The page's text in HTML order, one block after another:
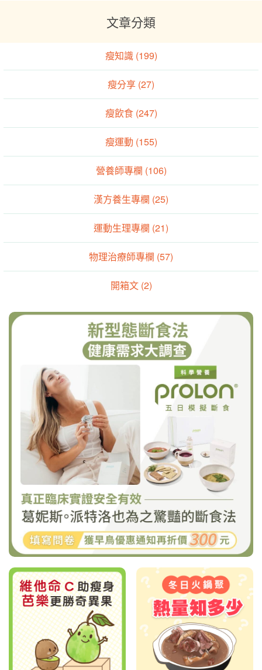
文章分類
瘦知識 (199)
瘦分享 (27)
瘦飲食 (247)
瘦運動 (155)
營養師專欄 (106)
漢方養生專欄 (25)
運動生理專欄 (21)
物理治療師專欄 (57)
開箱文 (2)